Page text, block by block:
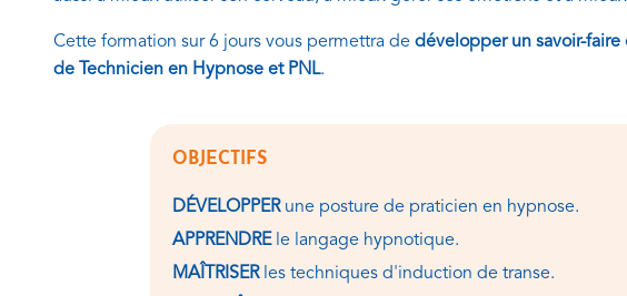
Cette formation sur 6 jours vous permettra de développer un savoir-faire
de Technicien en Hypnose et PNL.
OBJECTIFS
DÉVELOPPERune posture de praticien en hypnose.
APPRENDREle langage hypnotique.
MAÎTRISERles techniques d'induction de transe.